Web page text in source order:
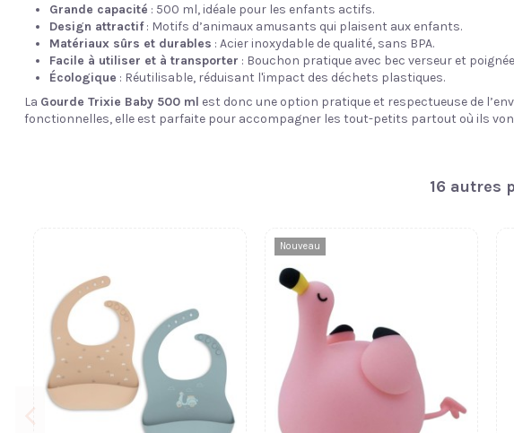
Grande capacité : 500 ml, idéale pour les enfants actifs.
Design attractif: Motifs d’animaux amusants qui plaisent aux enfants.
Matériaux sûrs et durables : Acier inoxydable de qualité, sans BPA.
Facile à utiliser et à transporter : Bouchon pratique avec bec verseur et
Écologique : Réutilisable, réduisant l'impact des déchets plastiques.
La Gourde Trixie Baby 500 ml est donc une option pratique et respectueuse de
fonctionnelles, elle est parfaite pour accompagner les tout-petits partout où ils
16 autres
Nouveau